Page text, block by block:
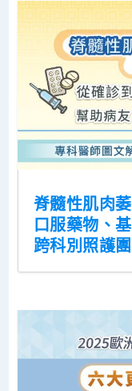
脊髓性肌肉
口服藥物、
跨科別照護